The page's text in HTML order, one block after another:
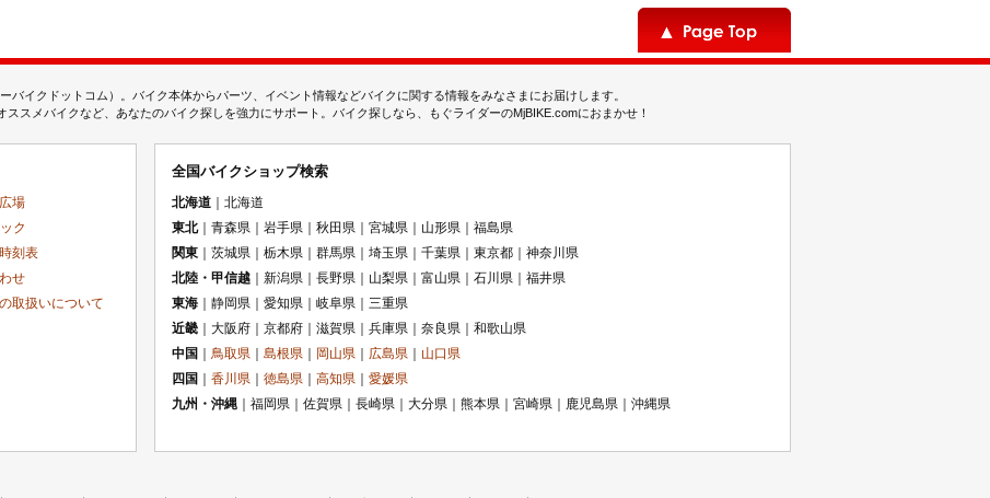
バイクドットコム）。バイク本体からパーツ、イベント情報などバイクに関する情報をみなさまにお届けします。
スメバイクなど、あなたのバイク探しを強力にサポート。バイク探しなら、もぐライダーのMjBIKE.comにおまかせ！
場
ク
刻表
せ
取扱いについて
全国バイクショップ検索
北海道 ｜北海道
東北｜青森県｜岩手県｜秋田県｜宮城県｜山形県｜福島県
関東 ｜茨城県｜栃木県｜群馬県｜埼玉県｜千葉県｜東京都｜神奈川県
北陸・甲信越 ｜新潟県｜長野県｜山梨県｜富山県｜石川県｜福井県
東海 ｜静岡県｜愛知県｜岐阜県｜三重県
近畿 ｜大阪府｜京都府｜滋賀県｜兵庫県｜奈良県｜和歌山県
中国
鳥取県 島根県 岡山県 広島県
山口県
四国
香川県 徳島県 高知県
愛媛県
九州・沖縄 ｜福岡県｜佐賀県｜長崎県｜大分県｜熊本県｜宮崎県｜鹿児島県｜沖縄県